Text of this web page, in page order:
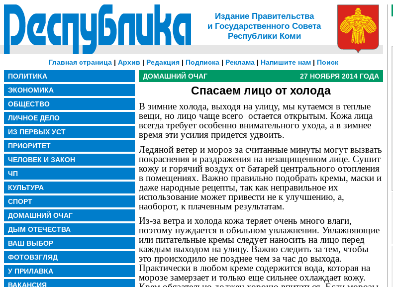
Издание Правительства
и Государственного Совета
Республики Коми
Главная страница | Архив | Редакция | Подписка | Реклама | Напишите нам | Поиск
ПОЛИТИКА
ЭКОНОМИКА
ОБЩЕСТВО
ЛИЧНОЕ ДЕЛО
ИЗ ПЕРВЫХ УСТ
ПРИОРИТЕТ
ЧЕЛОВЕК И ЗАКОН
ЧП
КУЛЬТУРА
СПОРТ
ДОМАШНИЙ ОЧАГ
ДЫМ ОТЕЧЕСТВА
ВАШ ВЫБОР
ФОТОВЗГЛЯД
У ПРИЛАВКА
ВАКАНСИЯ
ДОМАШНИЙ ОЧАГ 27 НОЯБРЯ 2014 ГОДА
Спасаем лицо от холода
В зимние холода, выходя на улицу, мы кутаемся в теплые
вещи, но лицо чаще всего остается открытым. Кожа лица
всегда требует особенно внимательного ухода, а в зимнее
время эти усилия придется удвоить.
Ледяной ветер и мороз за считанные минуты могут вызвать
покраснения и раздражения на незащищенном лице. Сушит
кожу и горячий воздух от батарей центрального отопления
в помещениях. Важно правильно подобрать кремы, маски и
даже народные рецепты, так как неправильное их
использование может привести не к улучшению, а,
наоборот, к плачевным результатам.
Из-за ветра и холода кожа теряет очень много влаги,
поэтому нуждается в обильном увлажнении. Увлажняющие
или питательные кремы следует наносить на лицо перед
каждым выходом на улицу. Важно следить за тем, чтобы
это происходило не позднее чем за час до выхода.
Практически в любом креме содержится вода, которая на
морозе замерзает и только еще сильнее охлаждает кожу.